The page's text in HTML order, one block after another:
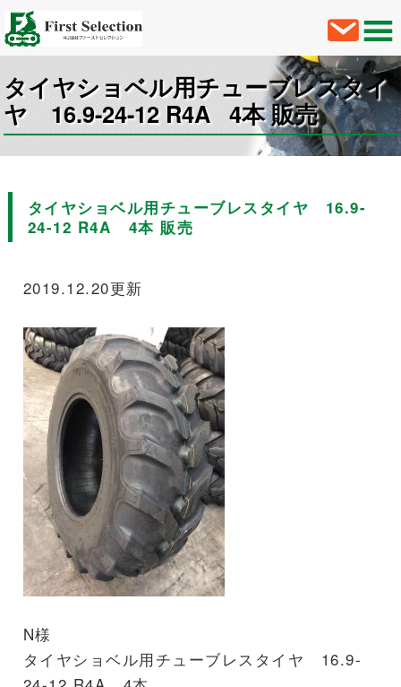
タイヤショベル用チューブレスタイ
ヤ 16.9-24-12 R4A 4本 販売
タイヤショベル用チューブレスタイヤ 16.9-
24-12 R4A 4本 販売
2019.12.20更新
N様
タイヤショベル用チューブレスタイヤ 16.9-